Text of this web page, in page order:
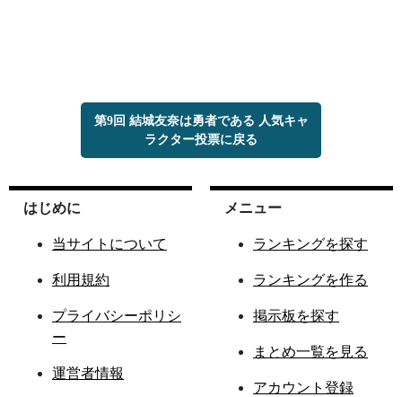
第9回 結城友奈は勇者である 人気キャ
ラクター投票に戻る
はじめに
当サイトについて
利用規約
プライバシーポリシ
ー
運営者情報
メニュー
ランキングを探す
ランキングを作る
掲示板を探す
まとめ一覧を見る
アカウント登録